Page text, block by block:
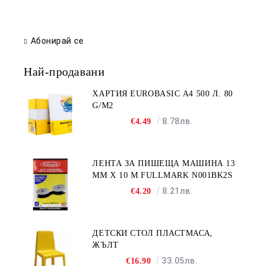
Абонирай се
Най-продавани
ХАРТИЯ EUROBASIC А4 500 Л. 80
G/M2
€4.49
8.78лв.
ЛЕНТА ЗА ПИШЕЩА МАШИНА 13
MM X 10 M FULLMARK N001BK2S
€4.20
8.21лв.
ДЕТСКИ СТОЛ ПЛАСТМАСА,
ЖЪЛТ
€16.90
33.05лв.